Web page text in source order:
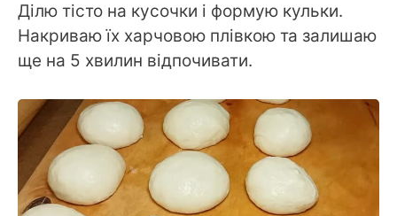
Ділю тісто на кусочки і формую кульки.
Накриваю їх харчовою плівкою та залишаю
ще на 5 хвилин відпочивати.